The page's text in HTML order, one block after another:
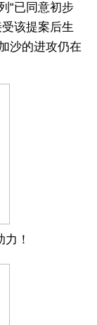
已同意初步
该提案后生
沙的进攻仍在
！